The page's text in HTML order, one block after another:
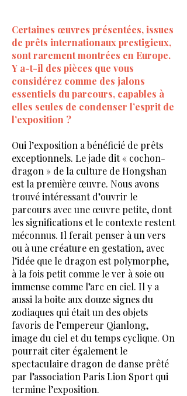
Certaines œuvres présentées, issues
de prêts internationaux prestigieux,
sont rarement montrées en Europe.
Y a-t-il des pièces que vous
considérez comme des jalons
essentiels du parcours, capables à
elles seules de condenser l’esprit de
l’exposition ?
Oui l’exposition a bénéficié de prêts
exceptionnels. Le jade dit « cochon-
dragon » de la culture de Hongshan
est la première œuvre. Nous avons
trouvé intéressant d’ouvrir le
parcours avec une œuvre petite, dont
les significations et le contexte restent
méconnus. Il ferait penser à un vers
ou à une créature en gestation, avec
l’idée que le dragon est polymorphe,
à la fois petit comme le ver à soie ou
immense comme l’arc en ciel. Il y a
aussi la boite aux douze signes du
zodiaques qui était un des objets
favoris de l’empereur Qianlong,
image du ciel et du temps cyclique. On
pourrait citer également le
spectaculaire dragon de danse prêté
par l’association Paris Lion Sport qui
termine l’exposition.